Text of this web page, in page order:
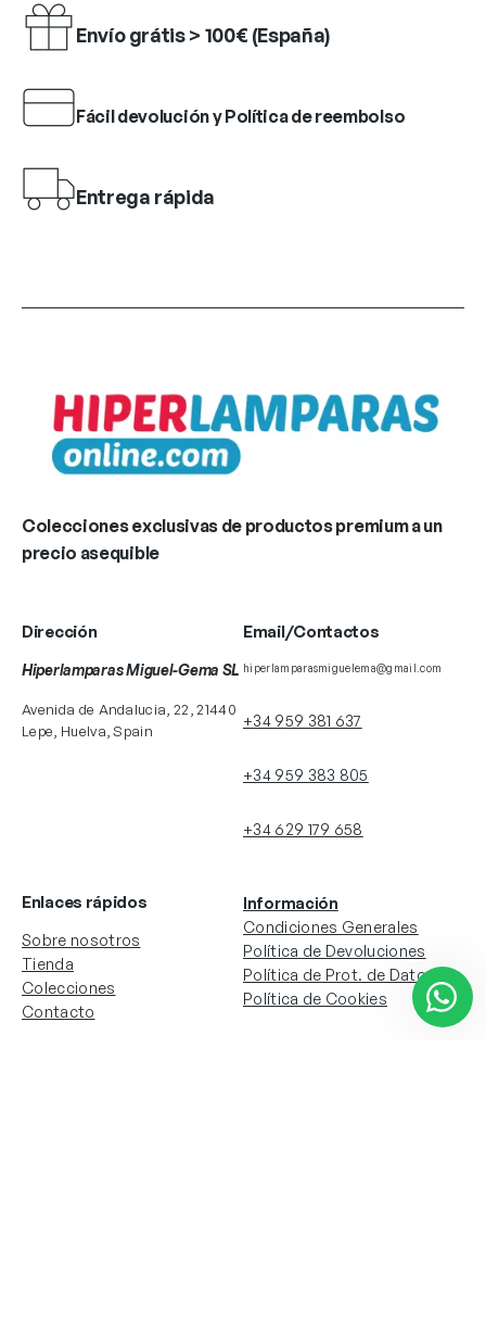
Envío grátis > 100€ (España)
Fácil devolución y Política de reembolso
Entrega rápida
Colecciones exclusivas de productos premium a un
precio asequible
Dirección
Hiperlamparas Miguel-Gema SL
Avenida de Andalucia, 22, 21440
Lepe, Huelva, Spain
Email/Contactos
hiperlamparasmiguelema@gmail.com
+34 959 381 637
+34 959 383 805
+34 629 179 658
Enlaces rápidos
Sobre nosotros
Tienda
Colecciones
Contacto
Información
Condiciones Generales
Política de Devoluciones
Política de Prot. de Datos
Política de Cookies